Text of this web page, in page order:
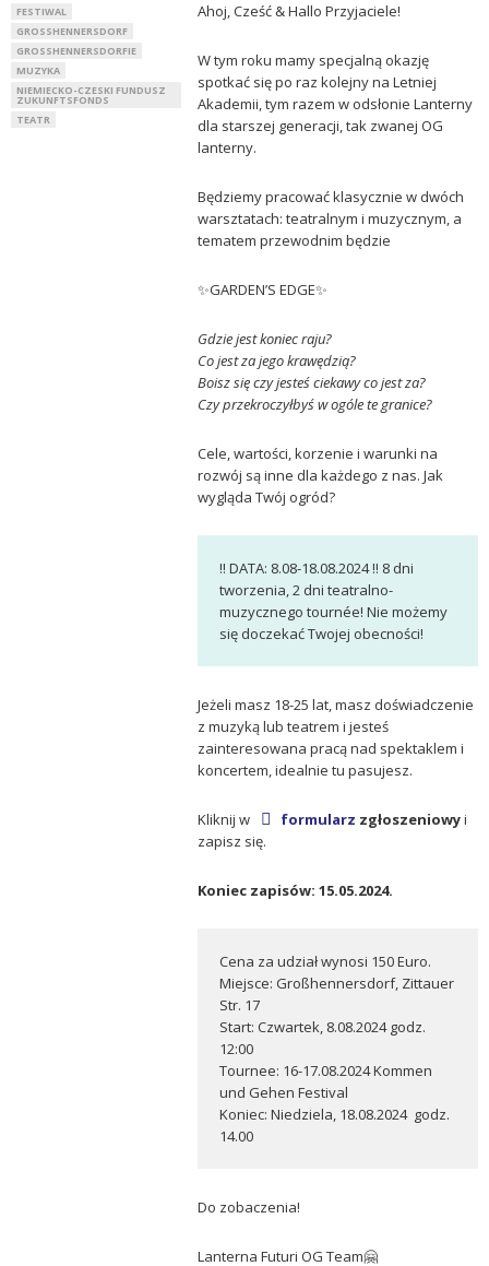
FESTIWAL
GROSSHENNERSDORF
GROSSHENNERSDORFIE
MUZYKA
NIEMIECKO-CZESKI FUNDUSZ
ZUKUNFTSFONDS
TEATR
Ahoj, Cześć & Hallo Przyjaciele!
W tym roku mamy specjalną okazję
spotkać się po raz kolejny na Letniej
Akademii, tym razem w odsłonie Lanterny
dla starszej generacji, tak zwanej OG
lanterny.
Będziemy pracować klasycznie w dwóch
warsztatach: teatralnym i muzycznym, a
tematem przewodnim będzie
✨GARDEN’S EDGE✨
Gdzie jest koniec raju?
Co jest za jego krawędzią?
Boisz się czy jesteś ciekawy co jest za?
Czy przekroczyłbyś w ogóle te granice?
Cele, wartości, korzenie i warunki na
rozwój są inne dla każdego z nas. Jak
wygląda Twój ogród?
‼️ DATA: 8.08-18.08.2024 ‼️ 8 dni
tworzenia, 2 dni teatralno-
muzycznego tournée! Nie możemy
się doczekać Twojej obecności!
Jeżeli masz 18-25 lat, masz doświadczenie
z muzyką lub teatrem i jesteś
zainteresowana pracą nad spektaklem i
koncertem, idealnie tu pasujesz.
Kliknij w formularz zgłoszeniowyi
zapisz się.
Koniec zapisów: 15.05.2024.
Cena za udział wynosi 150 Euro.
Miejsce: Großhennersdorf, Zittauer
Str. 17
Start: Czwartek, 8.08.2024 godz.
12:00
Tournee: 16-17.08.2024 Kommen
und Gehen Festival
Koniec: Niedziela, 18.08.2024 godz.
14.00
Do zobaczenia!
Lanterna Futuri OG Team🤗